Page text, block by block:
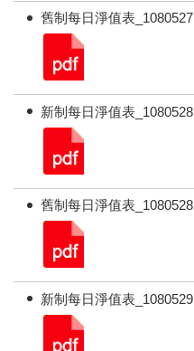
舊制每日淨值表_1080527
新制每日淨值表_1080528
舊制每日淨值表_1080528
新制每日淨值表_1080529